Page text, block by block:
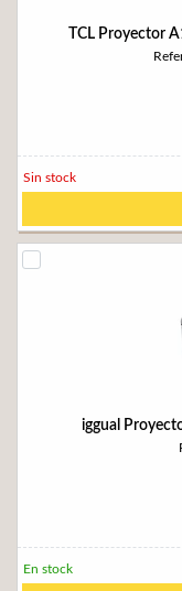
TCL Proyector
Sin stock
iggual
En stock